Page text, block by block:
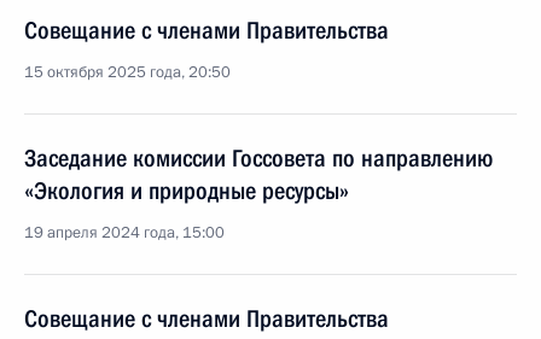
Совещание с членами Правительства
15 октября 2025 года, 20:50
Заседание комиссии Госсовета по направлению
«Экология и природные ресурсы»
19 апреля 2024 года, 15:00
Совещание с членами Правительства